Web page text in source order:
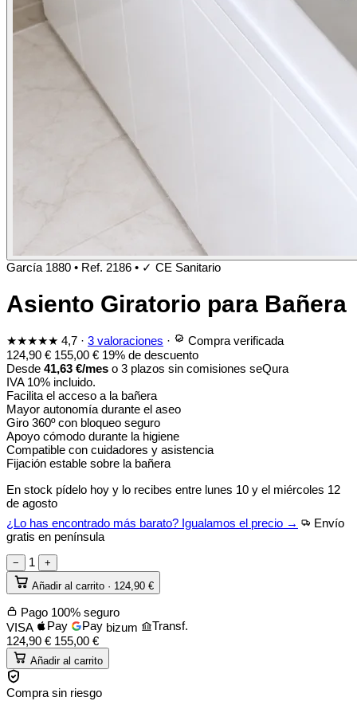
García 1880 • Ref. 2186 • ✓ CE Sanitario
Asiento Giratorio para Bañera
★★★★★ 4,7 · 3 valoraciones ·
Compra verificada
124,90 € 155,00 € 19% de descuento
Desde 41,63 €/mes o 3 plazos sin comisiones seQura
IVA 10% incluido.
Facilita el acceso a la bañera
Mayor autonomía durante el aseo
Giro 360º con bloqueo seguro
Apoyo cómodo durante la higiene
Compatible con cuidadores y asistencia
Fijación estable sobre la bañera
En stock pídelo hoy y lo recibes entre lunes 10 y el miércoles 12
de agosto
¿Lo has encontrado más barato? Igualamos el precio →
Envío
gratis en península
− 1
+
Añadir al carrito · 124,90 €
Pago 100% seguro
VISA
Pay Pay bizum
Transf.
124,90 € 155,00 €
Añadir al carrito
Compra sin riesgo